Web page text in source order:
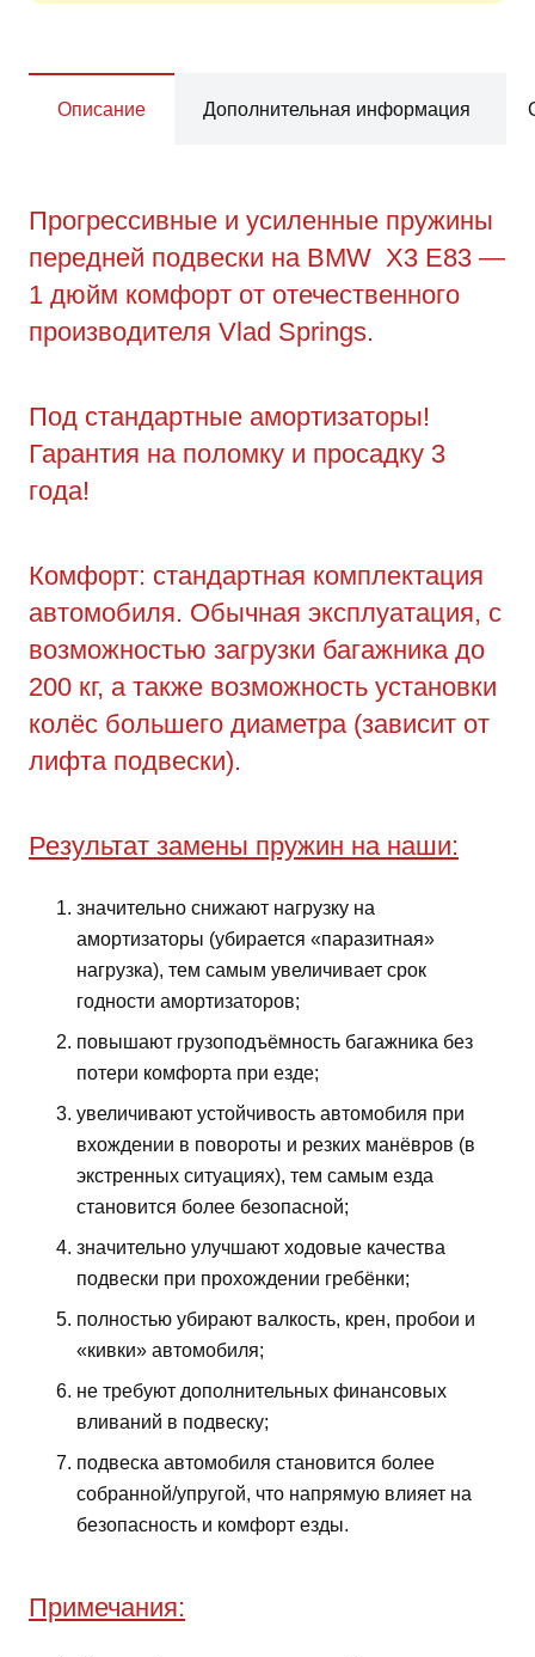
Описание Дополнительная информация
Прогрессивные и усиленные пружины
передней подвески на BMW X3 E83 —
1 дюйм комфорт от отечественного
производителя Vlad Springs.
Под стандартные амортизаторы!
Гарантия на поломку и просадку 3
года!
Комфорт: стандартная комплектация
автомобиля. Обычная эксплуатация, с
возможностью загрузки багажника до
200 кг, а также возможность установки
колёс большего диаметра (зависит от
лифта подвески).
Результат замены пружин на наши:
значительно снижают нагрузку на
амортизаторы (убирается «паразитная»
нагрузка), тем самым увеличивает срок
годности амортизаторов;
повышают грузоподъёмность багажника без
потери комфорта при езде;
увеличивают устойчивость автомобиля при
вхождении в повороты и резких манёвров (в
экстренных ситуациях), тем самым езда
становится более безопасной;
значительно улучшают ходовые качества
подвески при прохождении гребёнки;
полностью убирают валкость, крен, пробои и
«кивки» автомобиля;
не требуют дополнительных финансовых
вливаний в подвеску;
подвеска автомобиля становится более
собранной/упругой, что напрямую влияет на
безопасность и комфорт езды.
Примечания: